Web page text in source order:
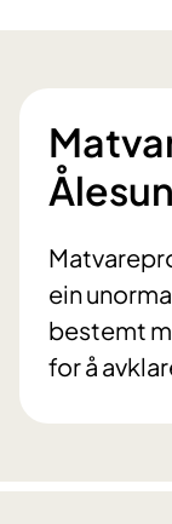
ein
bestemt
for å